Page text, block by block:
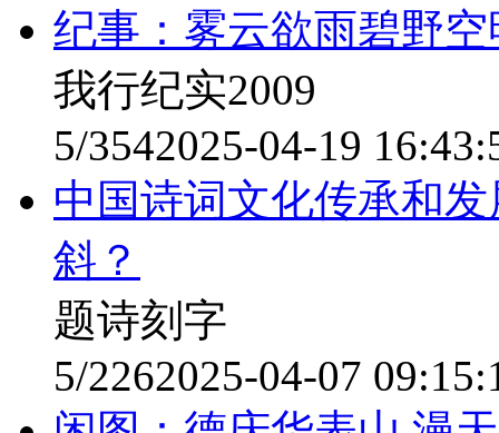
纪事：雾云欲雨碧野
我行纪实2009
5/3542025-04-19
中国诗词文化传承和
斜？
题诗刻字
5/2262025-04-07